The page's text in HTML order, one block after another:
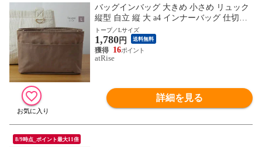
バッグインバッグ 大きめ 小さめ リュック
縦型 自立 縦 大 a4 インナーバッグ 仕切り
トート バックインバック 軽量 軽い バッグ
トートバッグ ポリエステル おしゃれ ポー
チ プレゼント ギフト
トープ／Lサイズ
1,780円 送料無料
16
atRise
詳細を見る
8/9時点_ポイント最大11倍